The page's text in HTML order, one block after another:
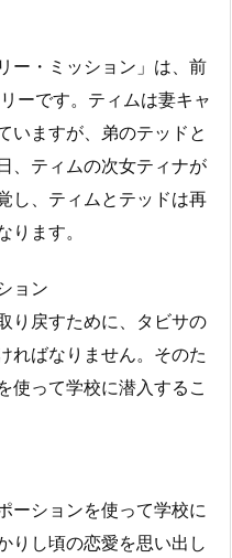
・ミッション」は、前
ーです。ティムは妻キャ
いますが、弟のテッドと
、ティムの次女ティナが
し、ティムとテッドは再
ます。
ョン
り戻すために、タビサの
ればなりません。そのた
使って学校に潜入するこ
ーションを使って学校に
りし頃の恋愛を思い出し